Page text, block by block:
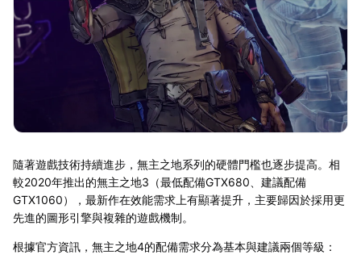
隨著遊戲技術持續進步，無主之地系列的硬體門檻也逐步提高。相
較2020年推出的無主之地3（最低配備GTX680、建議配備
GTX1060），最新作在效能需求上有顯著提升，主要歸因於採用更
先進的圖形引擎與複雜的遊戲機制。
根據官方資訊，無主之地4的配備需求分為基本與建議兩個等級：